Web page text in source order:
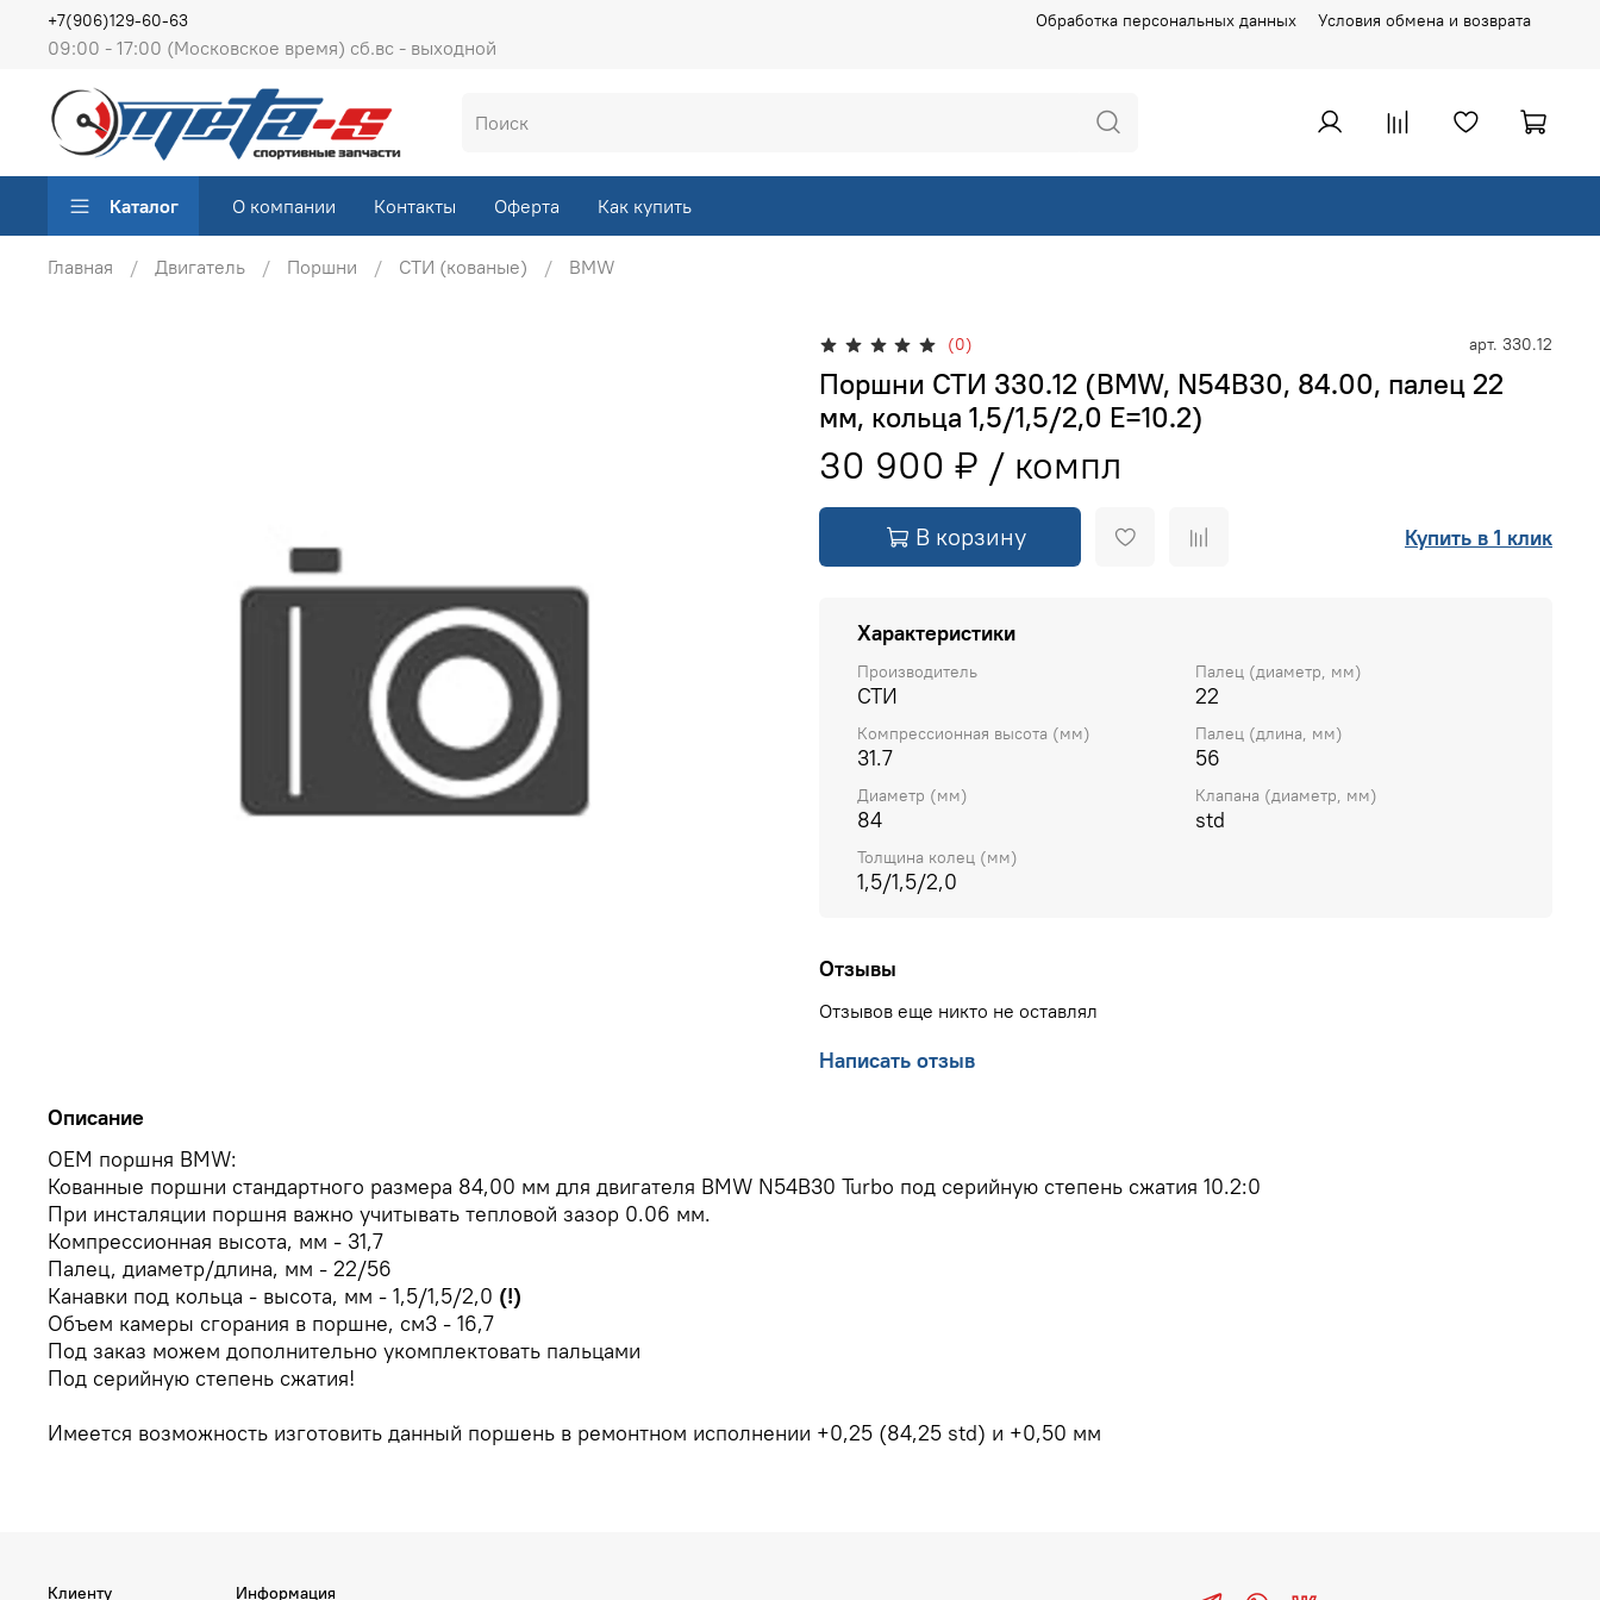
Обработка персональных данных Условия обмена и возврата
09:00 - 17:00 (Московское время) сб.вс - выходной
+7(906)129-60-63
Каталог О компании Контакты Оферта Как купить
Главная Двигатель Поршни СТИ (кованые) BMW
(0) арт. 330.12
Поршни СТИ 330.12 (BMW, N54B30, 84.00, палец 22
мм, кольца 1,5/1,5/2,0 E=10.2)
30 900 ₽
В корзину Купить в 1 клик
Характеристики
Производитель
СТИ
Палец (диаметр, мм)
22
Компрессионная высота (мм)
31.7
Палец (длина, мм)
56
Диаметр (мм)
84
Клапана (диаметр, мм)
std
Толщина колец (мм)
1,5/1,5/2,0
Отзывы
Отзывов еще никто не оставлял
Написать отзыв
Описание
OEM поршня BMW:
Кованные поршни стандартного размера 84,00 мм для двигателя BMW N54B30 Turbo под серийную степень сжатия 10.2:0
При инсталяции поршня важно учитывать тепловой зазор 0.06 мм.
Компрессионная высота, мм - 31,7
Палец, диаметр/длина, мм - 22/56
Канавки под кольца - высота, мм - 1,5/1,5/2,0 (!)
Объем камеры сгорания в поршне, см3 - 16,7
Под заказ можем дополнительно укомплектовать пальцами
Под серийную степень сжатия!
Имеется возможность изготовить данный поршень в ремонтном исполнении +0,25 (84,25 std) и +0,50 мм
Клиенту Информация